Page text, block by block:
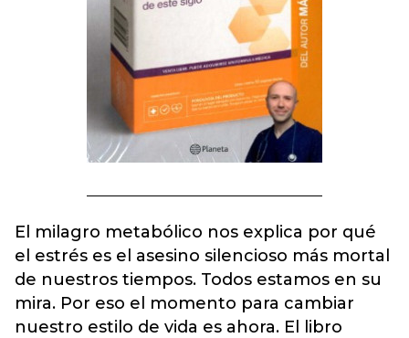
El milagro metabólico nos explica por qué
el estrés es el asesino silencioso más mortal
de nuestros tiempos. Todos estamos en su
mira. Por eso el momento para cambiar
nuestro estilo de vida es ahora. El libro